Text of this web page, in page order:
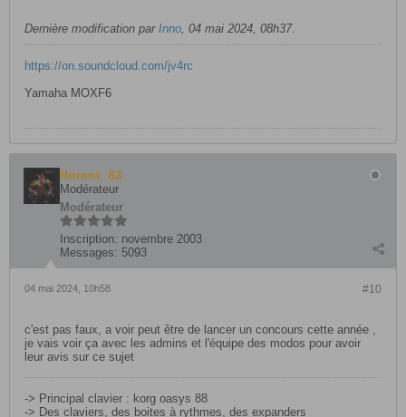
Dernière modification par Inno, 04 mai 2024, 08h37.
https://on.soundcloud.com/jv4rc​
Yamaha MOXF6
florent_83
Modérateur
Modérateur
Inscription: novembre 2003
Messages: 5093
#10
04 mai 2024, 10h58
c'est pas faux, a voir peut être de lancer un concours cette année ,
je vais voir ça avec les admins et l'équipe des modos pour avoir
leur avis sur ce sujet​
-> Principal clavier : korg oasys 88
-> Des claviers, des boites à rythmes, des expanders